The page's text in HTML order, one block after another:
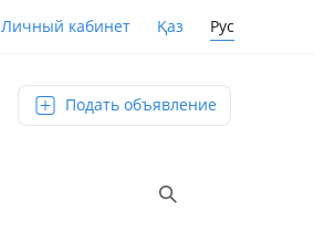
Личный кабинет Қаз Рус
Подать объявление